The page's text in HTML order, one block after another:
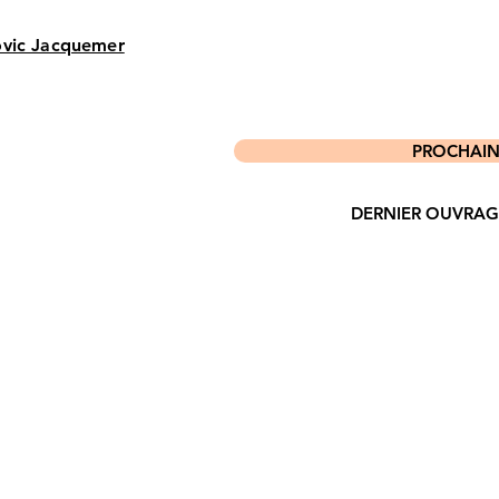
Jacquemer
DERNIER